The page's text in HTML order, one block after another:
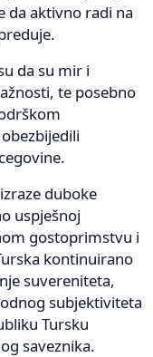
da aktivno radi na
da su mir i
te posebno
duboke
uspješnoj
gostoprimstvu i
kontinuirano
suvereniteta,
subjektiviteta
Tursku
saveznika.